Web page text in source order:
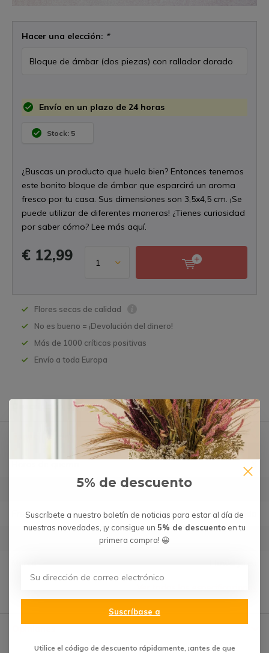
Hacer una elección: *
Envío en un plazo de 24 horas
Stock: 5
¿Buscas un producto que huela bien? Entonces tenemos
este bonito bloque de ámbar que esparcirá un aroma
fresco por tu casa. Sus dimensiones son 3,5x4,5 cm. ¡Se
puede utilizar de diferentes maneras! ¿Tienes curiosidad
por saber cómo? Lee más aquí.
€ 12,99
Flores secas de calidad
No es bueno = ¡Devolución del dinero!
Más de 1000 críticas positivas
Envío a toda Europa
Descripción del producto
X
Contenido de la vela
Fragancias Amaderado y alcanforado
5% de descuento
Suscríbete a nuestro boletín de noticias para estar al día de
nuestras novedades, ¡y consigue un 5% de descuento en tu
primera compra! 😀
Suscríbase a
Utilice el código de descuento rápidamente, ¡antes de que